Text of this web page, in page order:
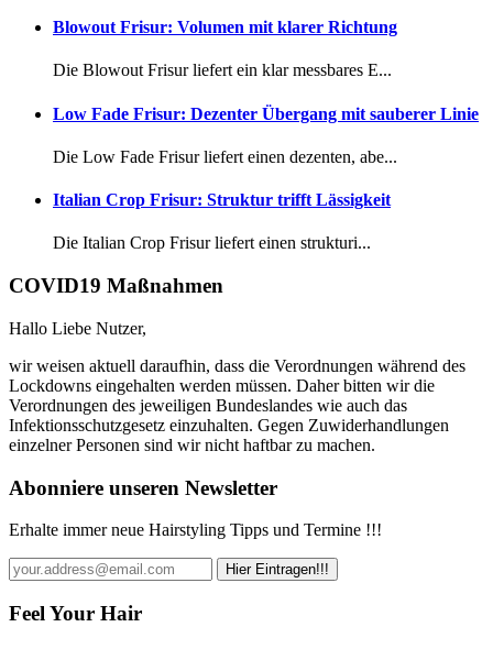
Blowout Frisur: Volumen mit klarer Richtung
Die Blowout Frisur liefert ein klar messbares E...
Low Fade Frisur: Dezenter Übergang mit sauberer Linie
Die Low Fade Frisur liefert einen dezenten, abe...
Italian Crop Frisur: Struktur trifft Lässigkeit
Die Italian Crop Frisur liefert einen strukturi...
COVID19 Maßnahmen
Hallo Liebe Nutzer,
wir weisen aktuell daraufhin, dass die Verordnungen während des
Lockdowns eingehalten werden müssen. Daher bitten wir die
Verordnungen des jeweiligen Bundeslandes wie auch das
Infektionsschutzgesetz einzuhalten. Gegen Zuwiderhandlungen
einzelner Personen sind wir nicht haftbar zu machen.
Abonniere unseren Newsletter
Erhalte immer neue Hairstyling Tipps und Termine !!!
Feel Your Hair